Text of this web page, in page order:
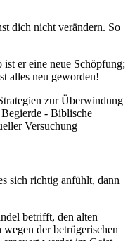
dich nicht verändern. So
er eine neue Schöpfung;
alles neu geworden!
zur Überwindung
- Biblische
Versuchung
sich richtig anfühlt, dann
betrifft, den alten
der betrügerischen